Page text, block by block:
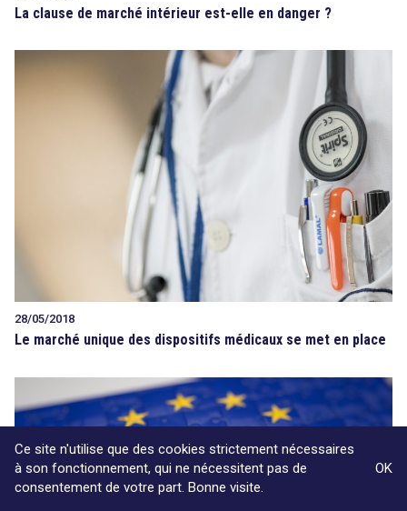
La clause de marché intérieur est-elle en danger ?
28/05/2018
Le marché unique des dispositifs médicaux se met en place
Ce site n'utilise que des cookies strictement nécessaires
à son fonctionnement, qui ne nécessitent pas de
consentement de votre part. Bonne visite.
OK